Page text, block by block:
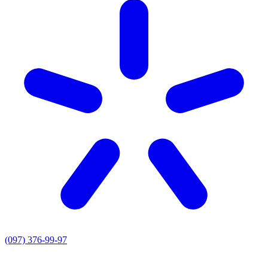
(097) 376-99-97